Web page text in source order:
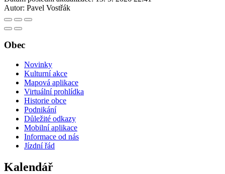
Autor: Pavel Vostřák
Obec
Novinky
Kulturní akce
Mapová aplikace
Virtuální prohlídka
Historie obce
Podnikání
Důležité odkazy
Mobilní aplikace
Informace od nás
Jízdní řád
Kalendář